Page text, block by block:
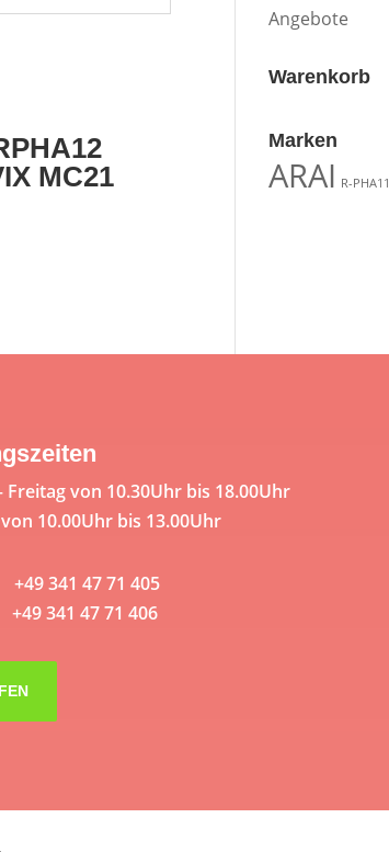
MC21
Angebote
Warenkorb
Marken
ARAI R-PHA11
Freitag von 10.30Uhr bis 18.00Uhr
10.00Uhr bis 13.00Uhr
341 47 71 405
341 47 71 406